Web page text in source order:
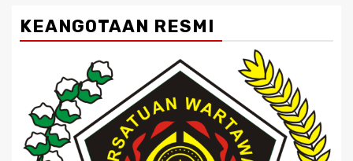
KEANGOTAAN RESMI